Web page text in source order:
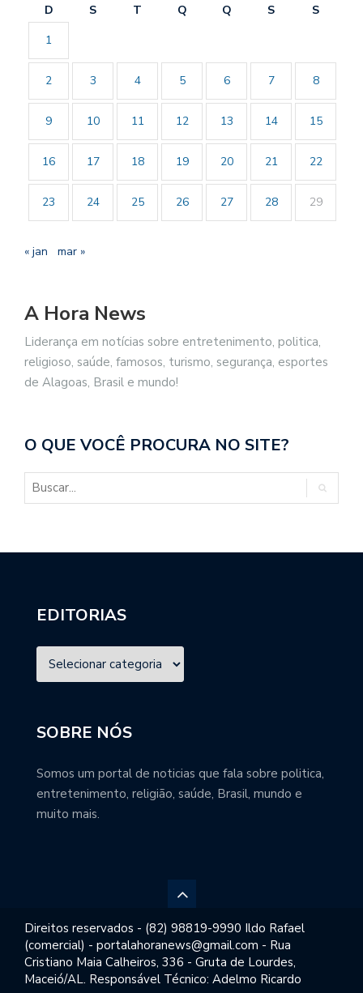
D S T Q Q S
S
1
2 3 4 5 6 7 8
9 10 11 12 13 14 15
16 17 18 19 20 21 22
23 24 25 26 27 28 29
« jan mar »
A Hora News
Liderança em notícias sobre entretenimento, politica,
religioso, saúde, famosos, turismo, segurança, esportes
de Alagoas, Brasil e mundo!
O QUE VOCÊ PROCURA NO SITE?
EDITORIAS
SOBRE NÓS
Somos um portal de noticias que fala sobre politica,
entretenimento, religião, saúde, Brasil, mundo e
muito mais.
Direitos reservados - (82) 98819-9990 Ildo Rafael
(comercial) - portalahoranews@gmail.com - Rua
Cristiano Maia Calheiros, 336 - Gruta de Lourdes,
Maceió/AL. Responsável Técnico: Adelmo Ricardo